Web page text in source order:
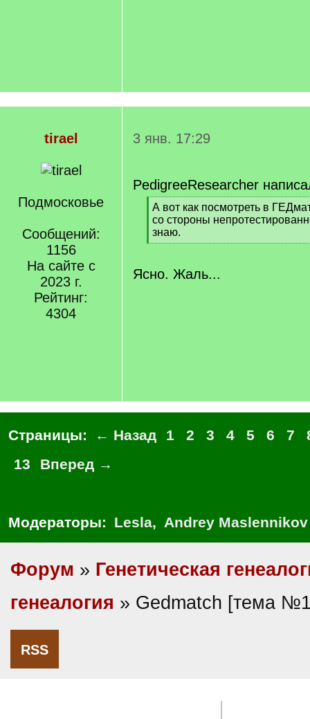
tirael
Подмосковье
Сообщений:
1156
На сайте с
2023 г.
Рейтинг:
4304
3 янв. 17:29
PedigreeResearcher
[
q
]
А вот как посмотреть в
со стороны
знаю.
[
q
Ясно. Жаль...
Страницы: ← Назад 1 2 3 4 5 6 7
13
Вперед →
Модераторы: Lesla, Andrey Maslennikov
Форум » Генетическая
генеалогия » Gedmatch [тема
RSS